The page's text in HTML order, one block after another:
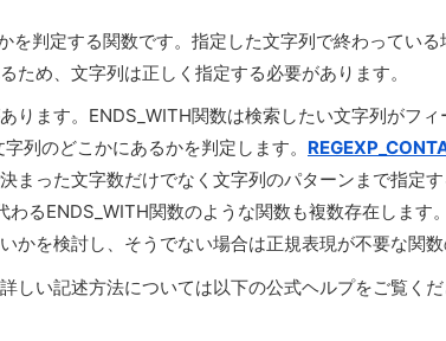
を判定する関数です。指定した文字列で終わってい
め、文字列は正しく指定する必要があります。
ります。ENDS_WITH関数は検索したい文字列がフ
列のどこかにあるかを判定します。
まった文字数だけでなく文字列のパターンまで指定
るENDS_WITH関数のような関数も複数存在します
を検討し、そうでない場合は正規表現が不要な関数
い記述方法については以下の公式ヘルプをご覧くだ